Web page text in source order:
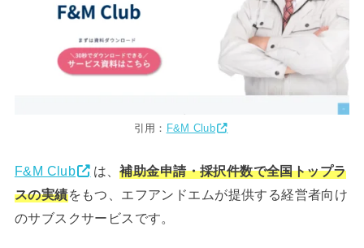
引用： F&M Club
F&M Club は、補助金申請・採択件数で全国トップラ
スの実績をもつ、エフアンドエムが提供する経営者向け
のサブスクサービスです。